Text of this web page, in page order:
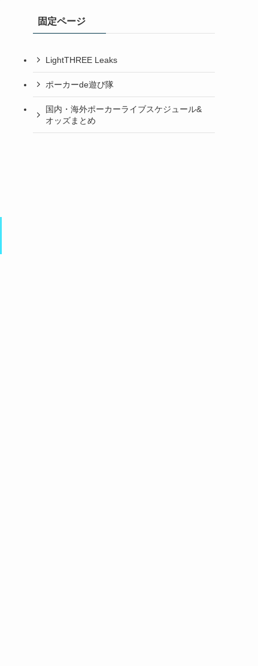
固定ページ
LightTHREE Leaks
ポーカーde遊び隊
国内・海外ポーカーライブスケジュール&
オッズまとめ